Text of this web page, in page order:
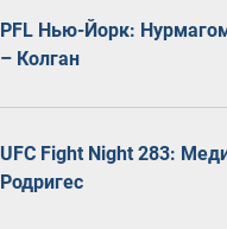
PFL Нью-Йорк:
– Колган
UFC Fight Night 283:
Родригес